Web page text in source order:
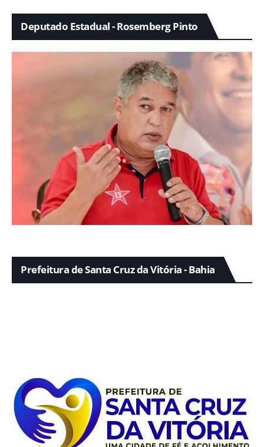
Deputado Estadual - Rosemberg Pinto
Prefeitura de Santa Cruz da Vitória - Bahia